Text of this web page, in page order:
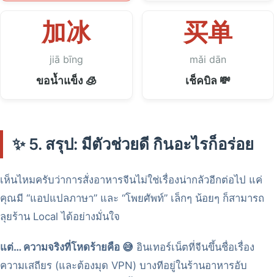
加冰
jiā bīng
ขอน้ำแข็ง 🧊
买单
mǎi dān
เช็คบิล 💸
✨ 5. สรุป: มีตัวช่วยดี กินอะไรก็อร่อย
เห็นไหมครับว่าการสั่งอาหารจีนไม่ใช่เรื่องน่ากลัวอีกต่อไป แค่
คุณมี “แอปแปลภาษา” และ “โพยศัพท์” เล็กๆ น้อยๆ ก็สามารถ
ลุยร้าน Local ได้อย่างมั่นใจ
แต่… ความจริงที่โหดร้ายคือ 😅 อินเทอร์เน็ตที่จีนขึ้นชื่อเรื่อง
ความเสถียร (และต้องมุด VPN) บางทีอยู่ในร้านอาหารอับ